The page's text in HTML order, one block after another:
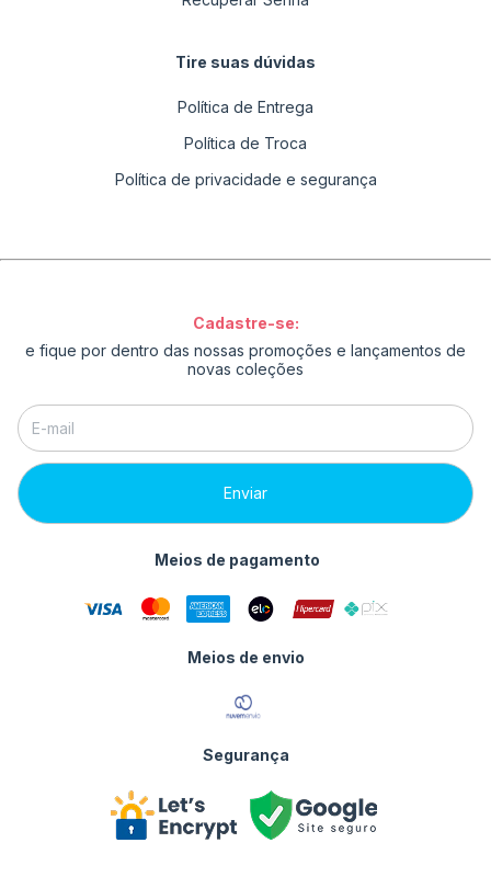
Tire suas dúvidas
Política de Entrega
Política de Troca
Política de privacidade e segurança
Cadastre-se:
e fique por dentro das nossas promoções e lançamentos de
novas coleções
Meios de pagamento
Meios de envio
Segurança